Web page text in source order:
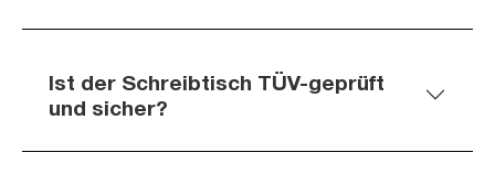
Ist der Schreibtisch TÜV-geprüft
und sicher?